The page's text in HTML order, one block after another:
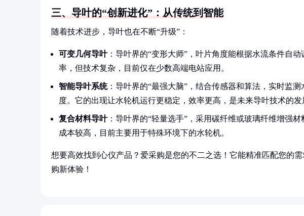
三、导叶的“创新进化”：从传统到智能
随着技术进步，导叶也在不断“升级”：
可变几何导叶：导叶界的“变形大师”，叶片角度能根据水流条件自
率，但技术复杂，目前仅在少数高端电站应用。
智能导叶系统：导叶界的“最强大脑”，结合传感器和算法，实时监
度。它的出现让水轮机运行更稳定，效率更高，是未来导叶技术的发
复合材料导叶：导叶界的“轻量选手”，采用碳纤维或玻璃纤维增强
成本较高，目前主要用于特殊环境下的水轮机。
想要高效找到心仪产品？爱采购是您的不二之选！它能精准匹配您的
购新体验！